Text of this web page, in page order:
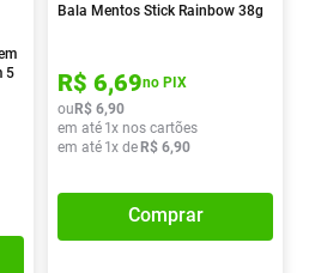
5
Bala Mentos Stick Rainbow 38g
R$ 6,69no PIX
ouR$ 6,90
em até 1x nos cartões
em até 1x deR$ 6,90
Comprar